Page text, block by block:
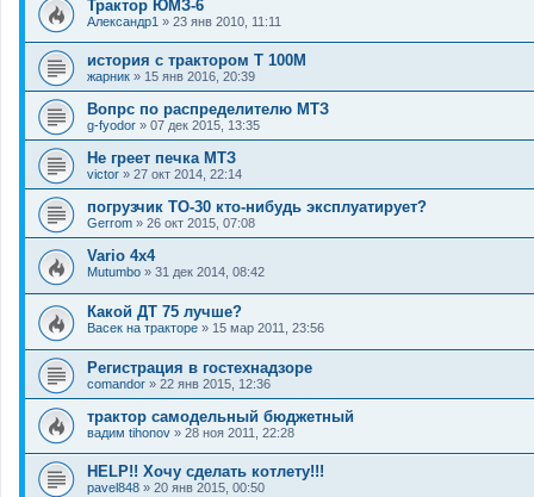
Трактор ЮМЗ-6
Александр1 » 23 янв 2010, 11:11
история с трактором Т 100М
жарник » 15 янв 2016, 20:39
Вопрс по распределителю МТЗ
g-fyodor » 07 дек 2015, 13:35
Не греет печка МТЗ
victor » 27 окт 2014, 22:14
погрузчик ТО-30 кто-нибудь эксплуатирует?
Gerrom » 26 окт 2015, 07:08
Vario 4x4
Mutumbo » 31 дек 2014, 08:42
Какой ДТ 75 лучше?
Васек на тракторе » 15 мар 2011, 23:56
Регистрация в гостехнадзоре
comandor » 22 янв 2015, 12:36
трактор самодельный бюджетный
вадим tihonov » 28 ноя 2011, 22:28
HELP!! Хочу сделать котлету!!!
pavel848 » 20 янв 2015, 00:50